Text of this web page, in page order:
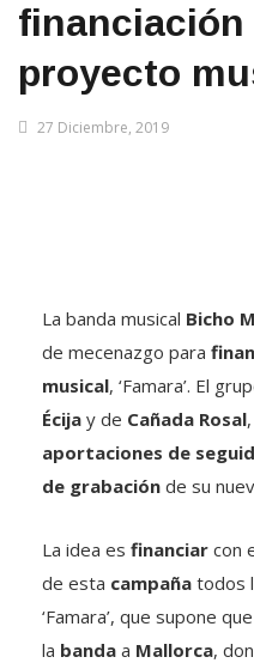
financiación
proyecto
27 Diciembre, 2019
La banda musical Bicho
de mecenazgo para
musical, ‘Famara’. El
Écija y de Cañada Rosal
aportaciones de
de grabación de su
La idea es financiar con
de esta campaña todos
‘Famara’, que supone
la banda a Mallorca,